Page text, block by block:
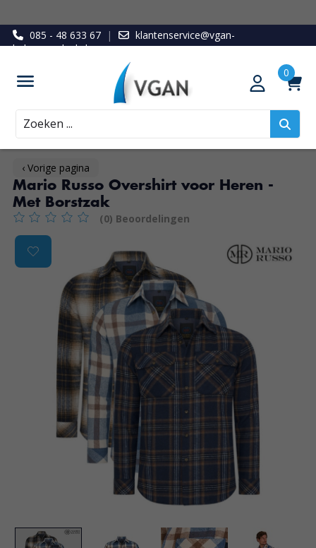
085 - 48 633 67 |
klantenservice@vgan-
ledenvoordeel.nl
Zoeken
‹ Vorige pagina
Mario Russo Overshirt voor Heren -
Met Borstzak
De beoordeling van dit product is0van de 5
(0) Beoordelingen
Product image slideshow Items